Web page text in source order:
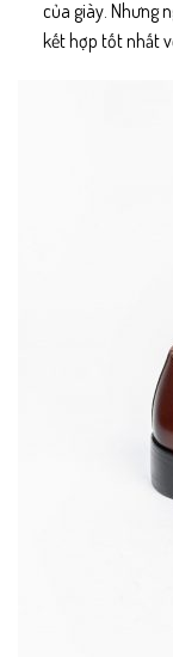
của giày. Nhưng
kết hợp tốt nhất